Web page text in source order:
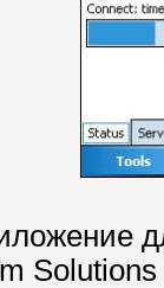
Solutions